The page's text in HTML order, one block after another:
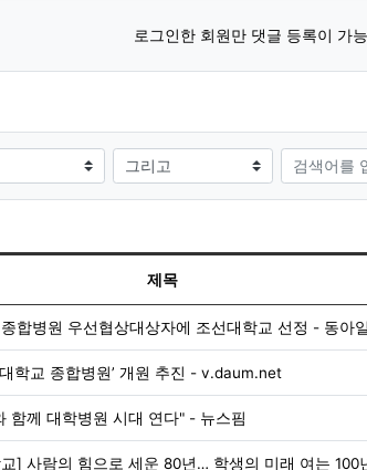
로그인한 회원만 댓글 등록이 가
검색어
제목
합병원 우선협상대상자에 조선대학교 선정 - 동아
학교 종합병원’ 개원 추진 - v.daum.net
함께 대학병원 시대 연다" - 뉴스핌